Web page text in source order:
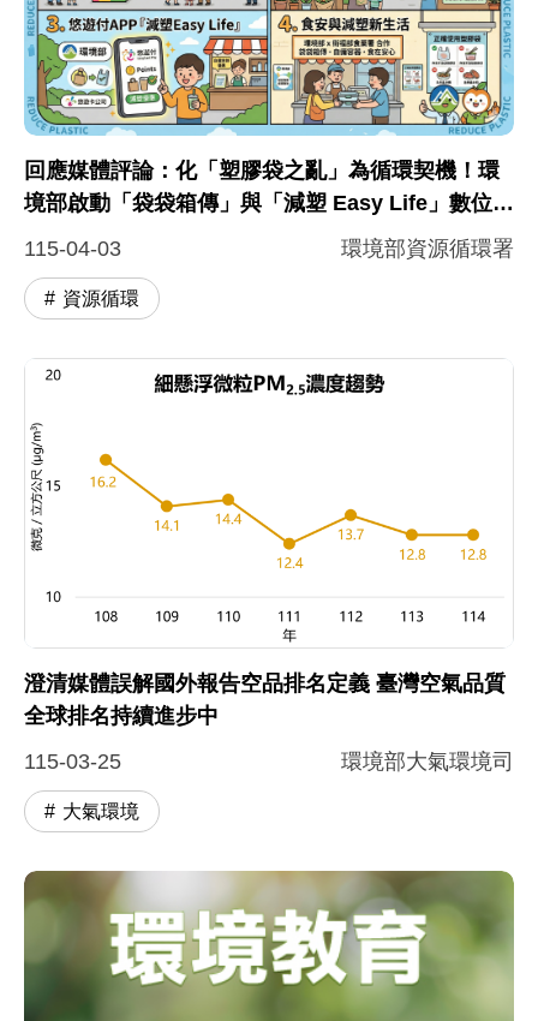
回應媒體評論：化「塑膠袋之亂」為循環契機！環
境部啟動「袋袋箱傳」與「減塑 Easy Life」數位回
饋，攜手衛福部守護永續健康生活
115-04-03 環境部資源循環署
資源循環
澄清媒體誤解國外報告空品排名定義 臺灣空氣品質
全球排名持續進步中
115-03-25
環境部大氣環境司
大氣環境